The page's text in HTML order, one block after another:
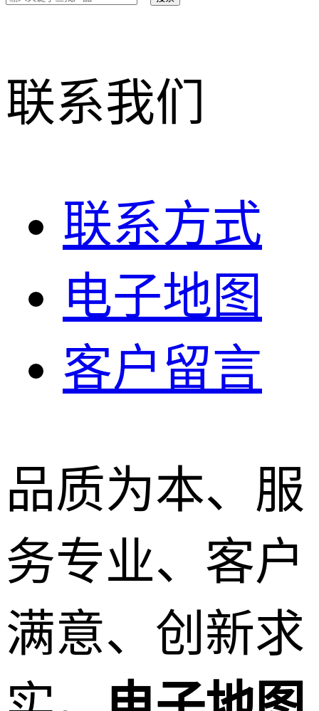
联系我们
联系方式
电子地图
客户留言
品质为本、服
务专业、客户
满意、创新求